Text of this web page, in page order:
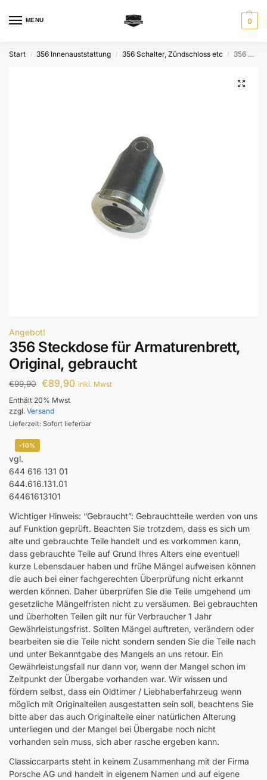
MENU 0
Start / 356 Innenauststattung / 356 Schalter, Zündschloss etc / 356 Steckdose für Armaturenbrett, Original, gebraucht
Angebot!
356 Steckdose für Armaturenbrett,
Original, gebraucht
€99,90 €89,90 inkl. Mwst
Enthält 20% Mwst
zzgl. Versand
Lieferzeit: Sofort lieferbar
-10%
vgl.
644 616 131 01
644.616.131.01
64461613101
Wichtiger Hinweis: “Gebraucht”: Gebrauchtteile werden von uns
auf Funktion geprüft. Beachten Sie trotzdem, dass es sich um
alte und gebrauchte Teile handelt und es vorkommen kann,
dass gebrauchte Teile auf Grund Ihres Alters eine eventuell
kurze Lebensdauer haben und frühe Mängel aufweisen können
die auch bei einer fachgerechten Überprüfung nicht erkannt
werden können. Daher überprüfen Sie die Teile umgehend um
gesetzliche Mängelfristen nicht zu versäumen. Bei gebrauchten
und überholten Teilen gilt nur für Verbraucher 1 Jahr
Gewährleistungsfrist. Sollten Mängel auftreten, verändern oder
bearbeiten sie die Teile nicht sondern senden Sie die Teile nach
und unter Bekanntgabe des Mangels an uns retour. Ein
Gewährleistungsfall nur dann vor, wenn der Mangel schon im
Zeitpunkt der Übergabe vorhanden war. Wir wissen und
fördern selbst, dass ein Oldtimer / Liebhaberfahrzeug wenn
möglich mit Originalteilen ausgestatten sein soll, beachtens Sie
bitte aber das auch Originalteile einer natürlichen Alterung
unterliegen und der Mangel bei Übergabe noch nicht
vorhanden sein muss, sich aber rasche ergeben kann.
Classiccarparts steht in keinem Zusammenhang mit der Firma
Porsche AG und handelt in eigenem Namen und auf eigene